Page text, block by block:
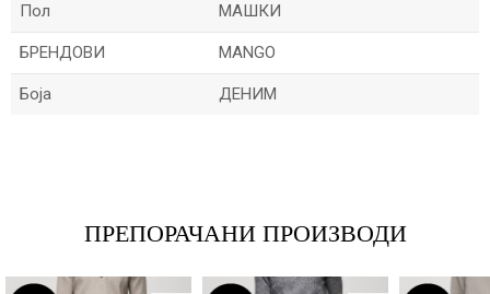
Пол МАШКИ
БРЕНДОВИ MANGO
Боја ДЕНИМ
ПРЕПОРАЧАНИ ПРОИЗВОДИ